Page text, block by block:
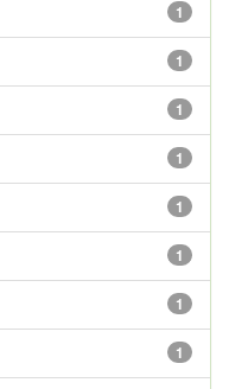
1
1
1
1
1
1
1
1